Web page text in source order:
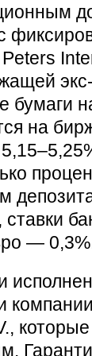
бумаги
на
ставки
—